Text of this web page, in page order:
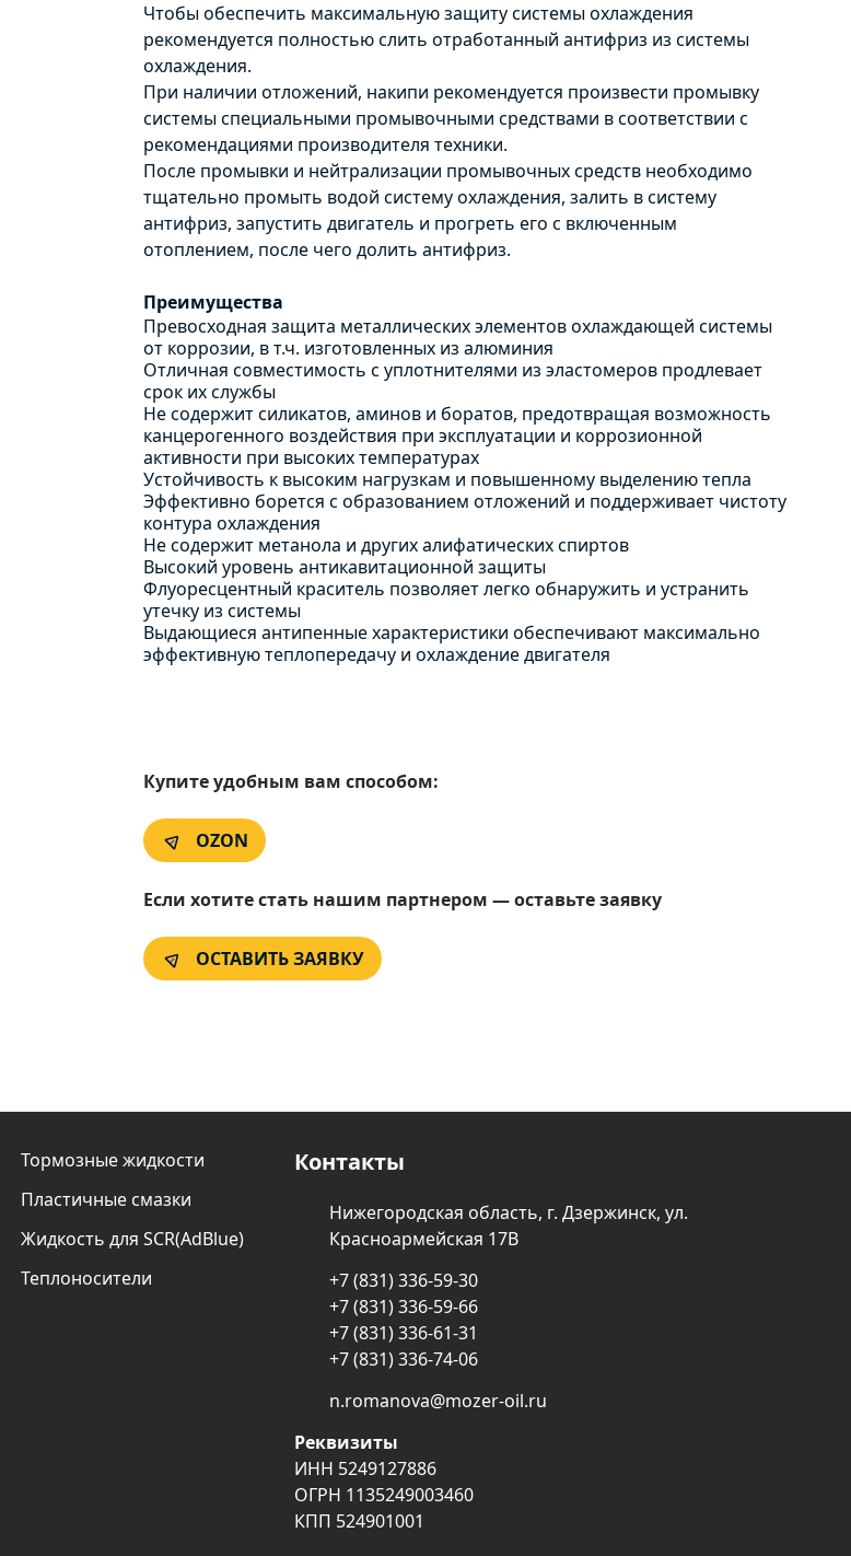
Чтобы обеспечить максимальную защиту системы охлаждения
рекомендуется полностью слить отработанный антифриз из системы
охлаждения.
При наличии отложений, накипи рекомендуется произвести промывку
системы специальными промывочными средствами в соответствии с
рекомендациями производителя техники.
После промывки и нейтрализации промывочных средств необходимо
тщательно промыть водой систему охлаждения, залить в систему
антифриз, запустить двигатель и прогреть его с включенным
отоплением, после чего долить антифриз.
Преимущества
Превосходная защита металлических элементов охлаждающей системы
от коррозии, в т.ч. изготовленных из алюминия
Отличная совместимость с уплотнителями из эластомеров продлевает
срок их службы
Не содержит силикатов, аминов и боратов, предотвращая возможность
канцерогенного воздействия при эксплуатации и коррозионной
активности при высоких температурах
Устойчивость к высоким нагрузкам и повышенному выделению тепла
Эффективно борется с образованием отложений и поддерживает чистоту
контура охлаждения
Не содержит метанола и других алифатических спиртов
Высокий уровень антикавитационной защиты
Флуоресцентный краситель позволяет легко обнаружить и устранить
утечку из системы
Выдающиеся антипенные характеристики обеспечивают максимально
эффективную теплопередачу и охлаждение двигателя
Купите удобным вам способом:
OZON
Если хотите стать нашим партнером — оставьте заявку
ОСТАВИТЬ ЗАЯВКУ
Тормозные жидкости
Пластичные смазки
Жидкость для SCR(AdBlue)
Теплоносители
Контакты
Нижегородская область, г. Дзержинск, ул.
Красноармейская 17В
+7 (831) 336-59-30
+7 (831) 336-59-66
+7 (831) 336-61-31
+7 (831) 336-74-06
n.romanova@mozer-oil.ru
Реквизиты
ИНН 5249127886
ОГРН 1135249003460
КПП 524901001
Оставьте заявку
Оставьте заявку